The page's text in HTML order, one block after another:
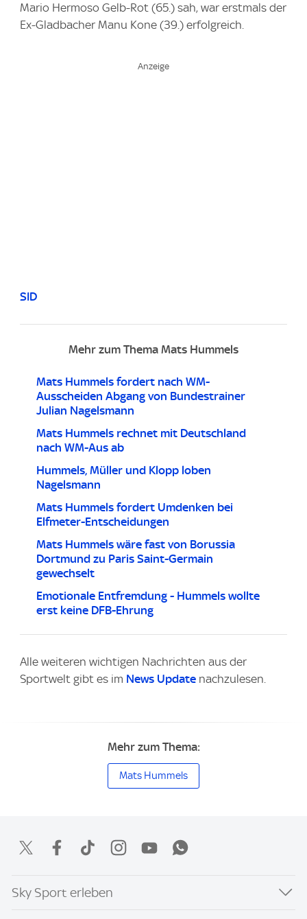
Mario Hermoso Gelb-Rot (65.) sah, war erstmals der
Ex-Gladbacher Manu Kone (39.) erfolgreich.
SID
Mehr zum Thema Mats Hummels
Mats Hummels fordert nach WM-
Ausscheiden Abgang von Bundestrainer
Julian Nagelsmann
Mats Hummels rechnet mit Deutschland
nach WM-Aus ab
Hummels, Müller und Klopp loben
Nagelsmann
Mats Hummels fordert Umdenken bei
Elfmeter-Entscheidungen
Mats Hummels wäre fast von Borussia
Dortmund zu Paris Saint-Germain
gewechselt
Emotionale Entfremdung - Hummels wollte
erst keine DFB-Ehrung
Alle weiteren wichtigen Nachrichten aus der
Sportwelt gibt es im News Update nachzulesen.
Mehr zum Thema:
Mats Hummels
Sky Sport erleben